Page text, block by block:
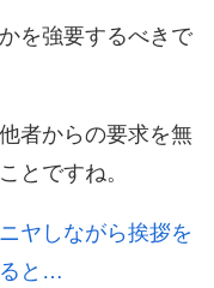
を強要するべきで
者からの要求を無
とですね。
ヤしながら挨拶を
と…